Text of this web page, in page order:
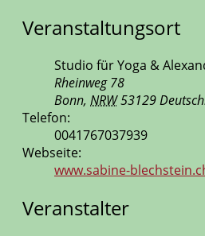
Veranstaltungsort
Studio für Yoga &
Rheinweg 78
Bonn, NRW53129
Telefon:
0041767037939
Webseite:
www.sabine-
Veranstalter